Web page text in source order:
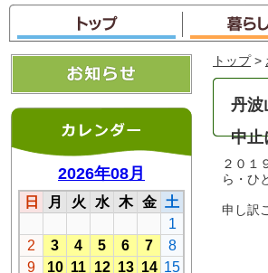
トップ >
丹波
中止
２０１
ら・ひ
申し訳